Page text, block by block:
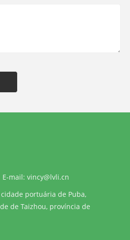
E-mail: vincy@lvli.cn
portuária de Puba,
de Taizhou, província de